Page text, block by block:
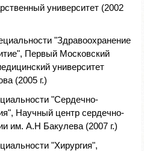
университет (2002
"Здравоохранение
Первый Московский
университет
(2005 г.)
"Сердечно-
Научный центр сердечно-
им. А.Н Бакулева (2007 г.)
"Хирургия",